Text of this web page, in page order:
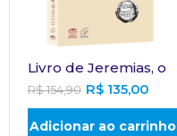
Livro de Jeremias, o
R$154,90 R$ 135,00
Adicionar ao carrinho